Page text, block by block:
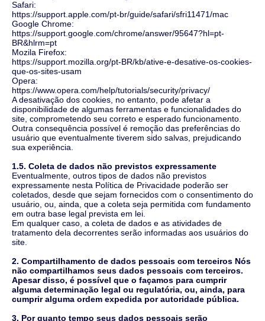
Safari:
https://support.apple.com/pt-br/guide/safari/sfri11471/mac
Google Chrome:
https://support.google.com/chrome/answer/95647?hl=pt-
BR&hlrm=pt
Mozila Firefox:
https://support.mozilla.org/pt-BR/kb/ative-e-desative-os-cookies-
que-os-sites-usam
Opera:
https://www.opera.com/help/tutorials/security/privacy/
A desativação dos cookies, no entanto, pode afetar a
disponibilidade de algumas ferramentas e funcionalidades do
site, comprometendo seu correto e esperado funcionamento.
Outra consequência possível é remoção das preferências do
usuário que eventualmente tiverem sido salvas, prejudicando
sua experiência.
1.5. Coleta de dados não previstos expressamente
Eventualmente, outros tipos de dados não previstos
expressamente nesta Política de Privacidade poderão ser
coletados, desde que sejam fornecidos com o consentimento do
usuário, ou, ainda, que a coleta seja permitida com fundamento
em outra base legal prevista em lei.
Em qualquer caso, a coleta de dados e as atividades de
tratamento dela decorrentes serão informadas aos usuários do
site.
2. Compartilhamento de dados pessoais com terceiros Nós
não compartilhamos seus dados pessoais com terceiros.
Apesar disso, é possível que o façamos para cumprir
alguma determinação legal ou regulatória, ou, ainda, para
cumprir alguma ordem expedida por autoridade pública.
3. Por quanto tempo seus dados pessoais serão